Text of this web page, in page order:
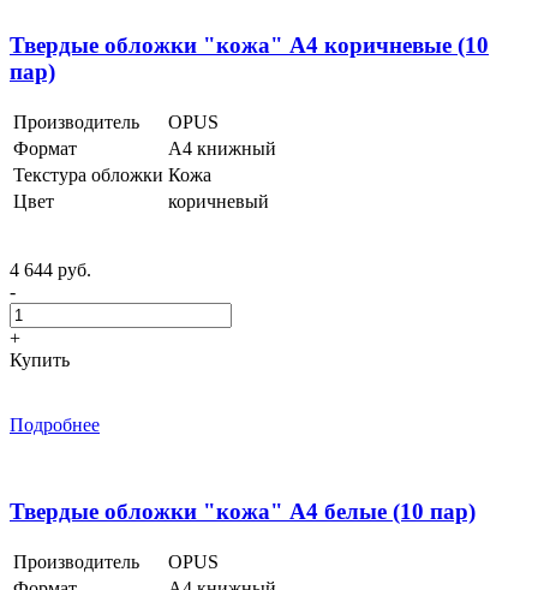
Твердые обложки "кожа" А4 коричневые (10
пар)
Производитель
OPUS
Формат
А4 книжный
Текстура обложки Кожа
Цвет
коричневый
4 644 руб.
-
+
Купить
Подробнее
Твердые обложки "кожа" А4 белые (10 пар)
Производитель
OPUS